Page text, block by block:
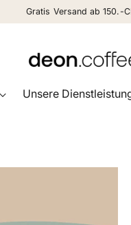
Gratis Versand ab 150.-
Unsere